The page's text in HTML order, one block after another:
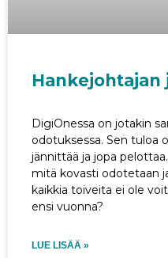
DigiOnessa on jotakin
odotuksessa. Sen tuloa
jännittää ja jopa
mitä kovasti odotetaan
kaikkia toiveita ei ole
ensi vuonna?
LUE LISÄÄ »